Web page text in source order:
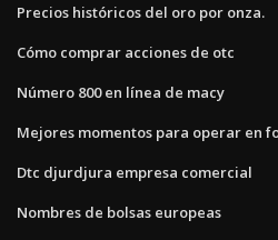
Precios históricos del oro por onza.
Cómo comprar acciones de otc
Número 800 en línea de macy
Mejores momentos para operar en
Dtc djurdjura empresa comercial
Nombres de bolsas europeas